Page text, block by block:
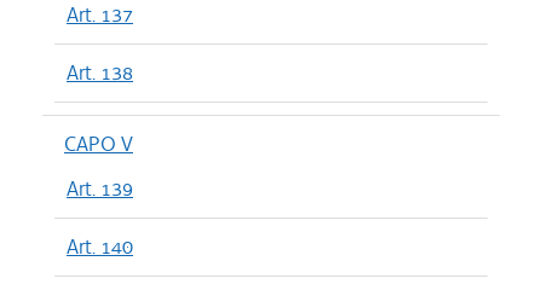
Art. 137
Art. 138
CAPO V
Art. 139
Art. 140